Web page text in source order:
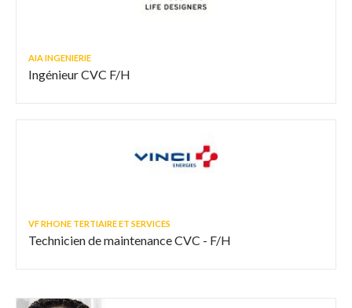
AIA INGENIERIE
Ingénieur CVC F/H
VF RHONE TERTIAIRE ET SERVICES
Technicien de maintenance CVC - F/H